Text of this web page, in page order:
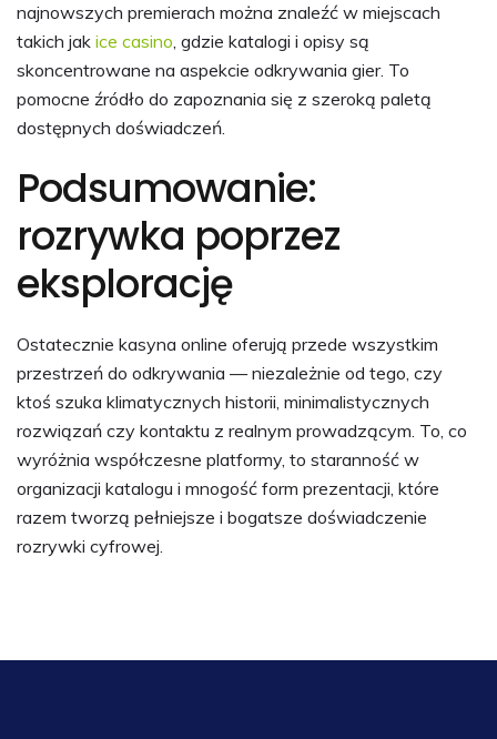
najnowszych premierach można znaleźć w miejscach
takich jak ice casino , gdzie katalogi i opisy są
skoncentrowane na aspekcie odkrywania gier. To
pomocne źródło do zapoznania się z szeroką paletą
dostępnych doświadczeń.
Podsumowanie:
rozrywka poprzez
eksplorację
Ostatecznie kasyna online oferują przede wszystkim
przestrzeń do odkrywania — niezależnie od tego, czy
ktoś szuka klimatycznych historii, minimalistycznych
rozwiązań czy kontaktu z realnym prowadzącym. To, co
wyróżnia współczesne platformy, to staranność w
organizacji katalogu i mnogość form prezentacji, które
razem tworzą pełniejsze i bogatsze doświadczenie
rozrywki cyfrowej.